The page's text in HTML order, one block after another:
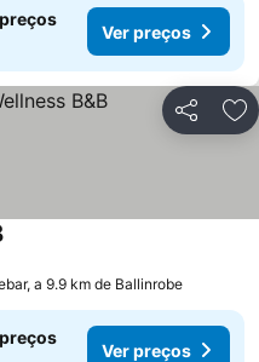
Ver preços
Partilhar
a 9.9 km de Ballinrobe
Ver preços